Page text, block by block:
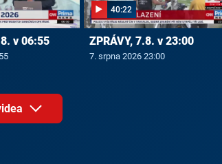
v 06:55
40:22
ZPRÁVY, 7.8. v 23:00
7. srpna 2026 23:00